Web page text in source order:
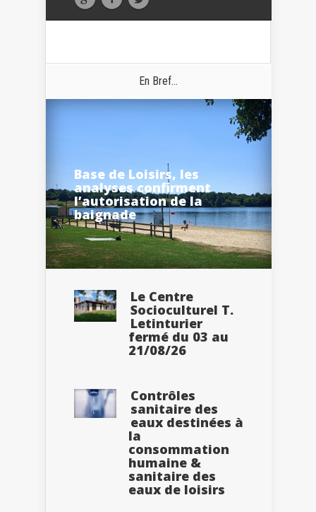
En Bref...
Base de Loisirs, les
analyses confirment
l’autorisation de la
baignade
Le Centre
Socioculturel T.
Letinturier
fermé du 03 au
21/08/26
Contrôles
sanitaire des
eaux destinées à
la
consommation
humaine &
sanitaire des
eaux de loisirs